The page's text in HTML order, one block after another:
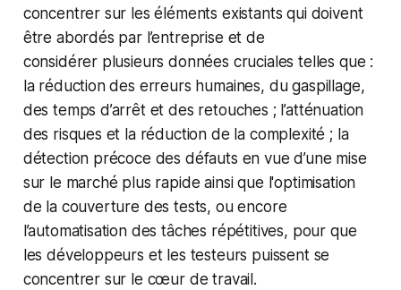
concentrer sur les éléments existants qui doivent
être abordés par l’entreprise et de
considérer plusieurs données cruciales telles que :
la réduction des erreurs humaines, du gaspillage,
des temps d’arrêt et des retouches ; l’atténuation
des risques et la réduction de la complexité ; la
détection précoce des défauts en vue d’une mise
sur le marché plus rapide ainsi que l'optimisation
de la couverture des tests, ou encore
l’automatisation des tâches répétitives, pour que
les développeurs et les testeurs puissent se
concentrer sur le cœur de travail.